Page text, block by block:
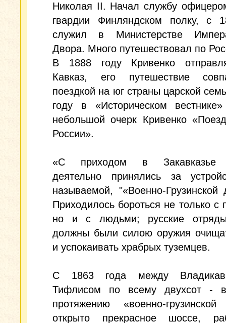
Николая II. Начал службу
гвардии Финляндском полку, с
служил в Министерстве
Двора. Много путешествовал по
В 1888 году Кривенко
Кавказ, его путешествие
поездкой на юг страны царской
году в «Историческом
небольшой очерк Кривенко
России».
«С приходом в Закавказье
деятельно принялись за
называемой, "«Военно-Грузинской
Приходилось бороться не только с
но и с людьми; русские
должны были силою оружия
и успокаивать храбрых туземцев.
С 1863 года между
Тифлисом по всему двухсот -
протяжению «военно-грузинской
открыто прекрасное шоссе,